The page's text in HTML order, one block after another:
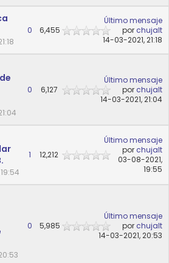
0 6,455
Último mensaje
por chujalt
14-03-2021, 21:18
0 6,127
Último mensaje
por chujalt
14-03-2021, 21:04
1 12,212
Último mensaje
por chujalt
03-08-2021,
19:55
0 5,985
Último mensaje
por chujalt
14-03-2021, 20:53